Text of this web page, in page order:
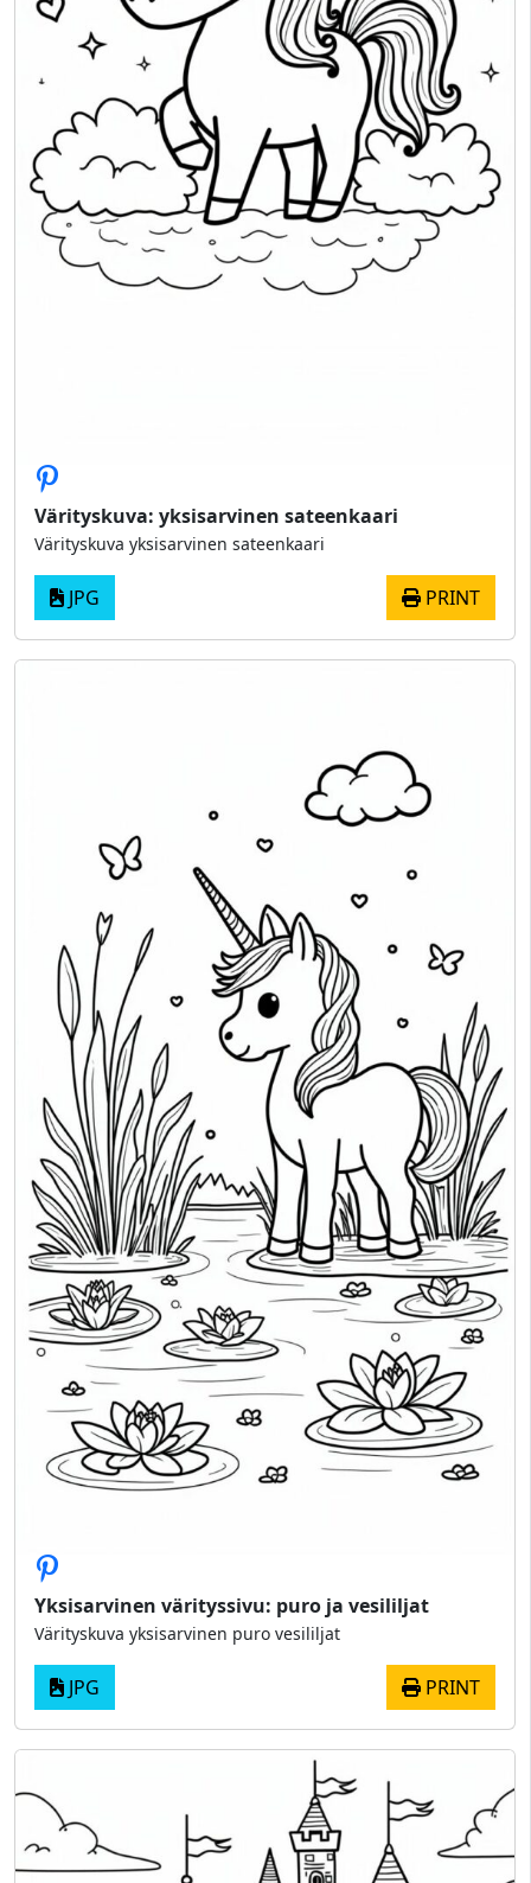
Värityskuva: yksisarvinen sateenkaari
Värityskuva yksisarvinen sateenkaari
JPG PRINT
Yksisarvinen värityssivu: puro ja vesililjat
Värityskuva yksisarvinen puro vesililjat
JPG PRINT